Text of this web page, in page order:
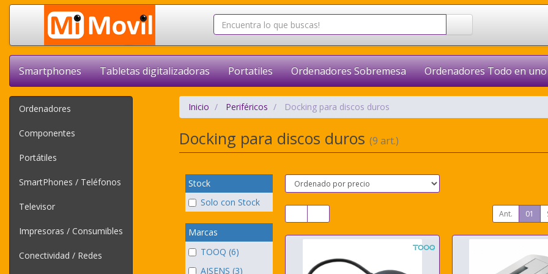
Smartphones Tabletas digitalizadoras Portatiles Ordenadores Sobremesa Ordenadores Todo en uno
Ordenadores
Componentes
Portátiles
SmartPhones / Teléfonos
Televisor
Impresoras / Consumibles
Conectividad / Redes
Inicio Periféricos Docking para discos duros
Docking para discos duros (9 art.)
Stock
Solo con Stock
Marcas
TOOQ (6)
AISENS (3)
Ant. 01